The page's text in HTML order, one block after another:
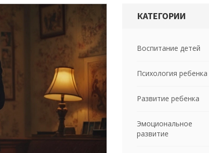
КАТЕГОРИИ
Воспитание детей
Психология ребенка
Развитие ребенка
Эмоциональное
развитие